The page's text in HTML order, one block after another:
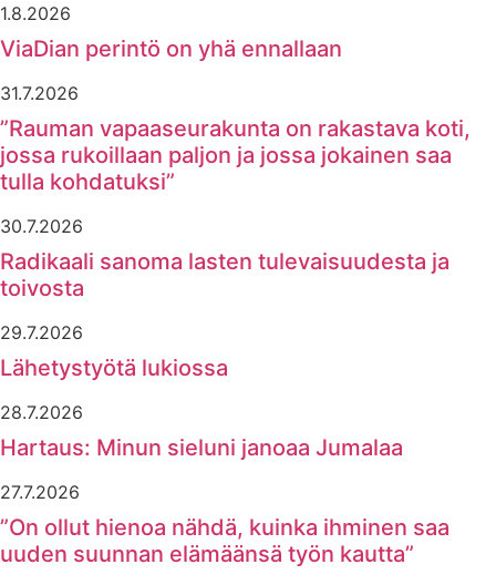
1.8.2026
ViaDian perintö on yhä ennallaan
31.7.2026
”Rauman vapaaseurakunta on rakastava koti,
jossa rukoillaan paljon ja jossa jokainen saa
tulla kohdatuksi”
30.7.2026
Radikaali sanoma lasten tulevaisuudesta ja
toivosta
29.7.2026
Lähetystyötä lukiossa
28.7.2026
Hartaus: Minun sieluni janoaa Jumalaa
27.7.2026
”On ollut hienoa nähdä, kuinka ihminen saa
uuden suunnan elämäänsä työn kautta”